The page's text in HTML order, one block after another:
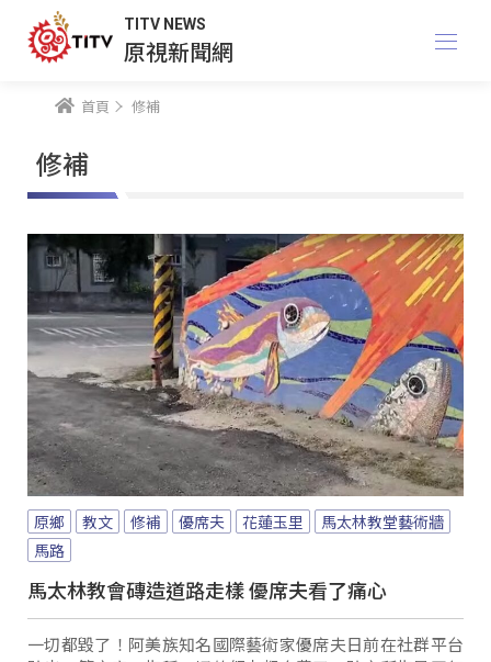
TITV NEWS
原視新聞網
首頁 修補
修補
原鄉 教文 修補 優席夫 花蓮玉里
馬太林教堂藝術牆
馬路
馬太林教會磚造道路走樣 優席夫看了痛心
一切都毀了！阿美族知名國際藝術家優席夫日前在社群平台